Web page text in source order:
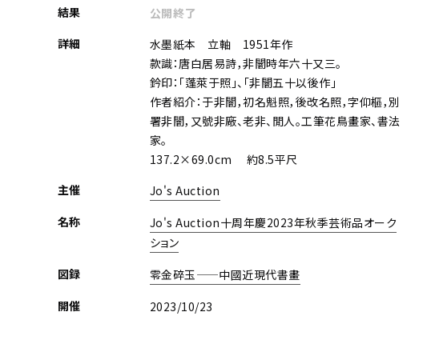
結果
公開終了
詳細
水墨紙本 立軸 1951年作
款識：唐白居易詩，非闇時年六十又三。
鈐印：「蓬萊于照」、「非闇五十以後作」
作者紹介：于非闇，初名魁照，後改名照，字仰樞，別
署非闇，又號非廠、老非、閒人。工筆花鳥畫家、書法
家。
137.2×69.0cm 約8.5平尺
主催
Jo's Auction
名称
Jo's Auction十周年慶2023年秋季芸術品オーク
ション
図録
零金碎玉——中國近現代書畫
開催
2023/10/23